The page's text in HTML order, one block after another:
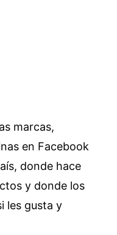
marcas,
en Facebook
donde hace
y donde los
les gusta y